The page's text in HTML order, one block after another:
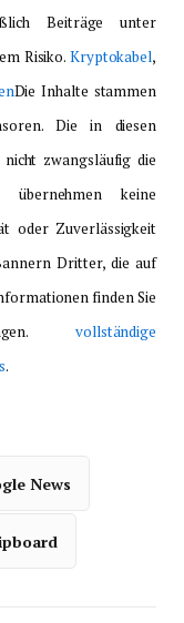
Beiträge unter
Risiko. Kryptokabel,
Die Inhalte stammen
Die in diesen
zwangsläufig die
keine
oder Zuverlässigkeit
Dritter, die auf
finden Sie
vollständige
.
News